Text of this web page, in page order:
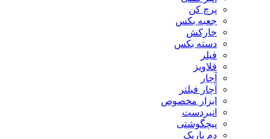
پرچ کن
جعبه بکس
خارکش
دسته بکس
فیلر
قلاویز
آچار
آچار فیلتر
ابزار مخصوص
انبردست
پیچگوشتی
دم باریک